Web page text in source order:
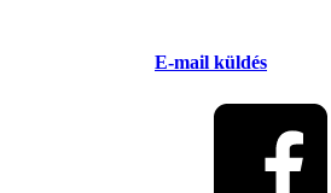
E-mail küldés